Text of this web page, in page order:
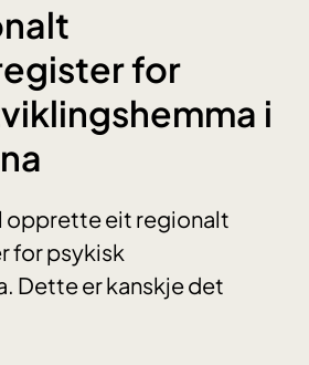
for
i
opprette eit regionalt
for psykisk
Dette er kanskje det